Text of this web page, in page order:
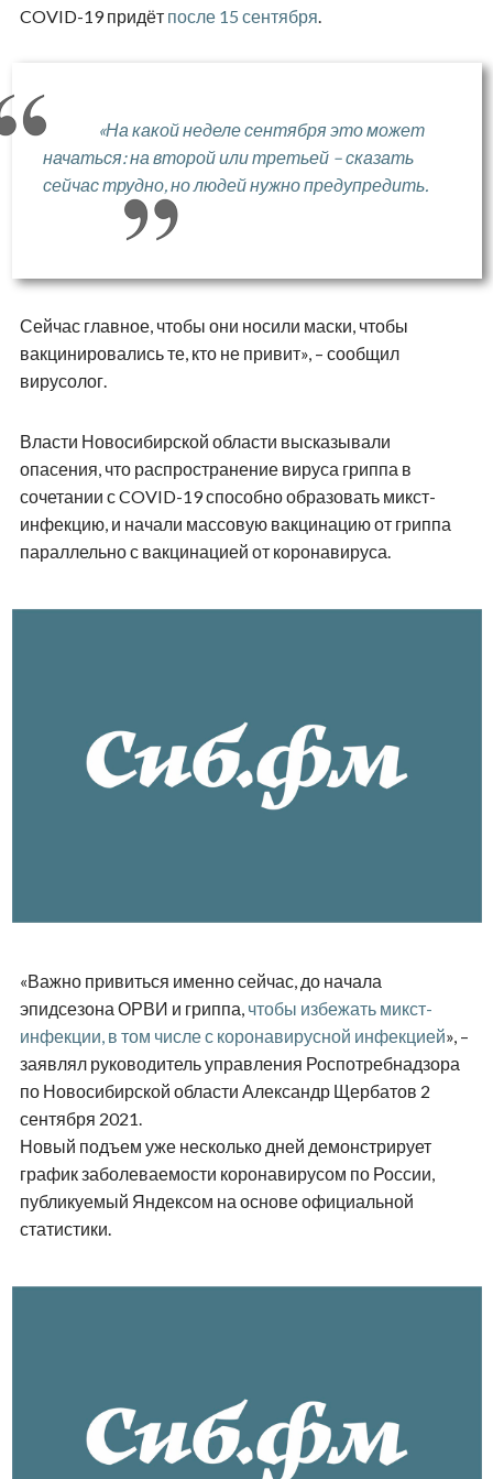
COVID-19 придёт после 15 сентября.
«На какой неделе сентября это может
начаться: на второй или третьей – сказать
сейчас трудно, но людей нужно предупредить.
Сейчас главное, чтобы они носили маски, чтобы
вакцинировались те, кто не привит», – сообщил
вирусолог.
Власти Новосибирской области высказывали
опасения, что распространение вируса гриппа в
сочетании с COVID-19 способно образовать микст-
инфекцию, и начали массовую вакцинацию от гриппа
параллельно с вакцинацией от коронавируса.
«Важно привиться именно сейчас, до начала
эпидсезона ОРВИ и гриппа, чтобы избежать микст-
инфекции, в том числе с коронавирусной инфекцией», –
заявлял руководитель управления Роспотребнадзора
по Новосибирской области Александр Щербатов 2
сентября 2021.
Новый подъем уже несколько дней демонстрирует
график заболеваемости коронавирусом по России,
публикуемый Яндексом на основе официальной
статистики.